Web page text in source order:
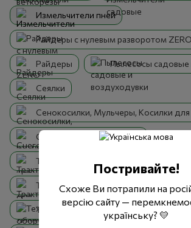
Измельчители пней
Райдеры с нулевым разворотом ZERO
Райдеры Пылесосы садовые
Сеялки
Снегоуборочные машины
Трактора косилки для высокой травы
Трактора садовые
Постривайте!
Схоже Ви потрапили на
версію сайту —
українську? 💛